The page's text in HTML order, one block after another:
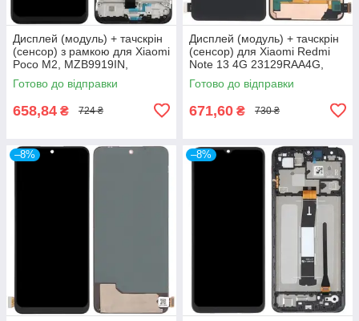
Дисплей (модуль) + тачскрін
(сенсор) з рамкою для Xiaomi
Poco M2, MZB9919IN,
M2004J19PI, In-Cell
Готово до відправки
658,84 ₴ 724 ₴
Дисплей (модуль) + тачскрін
(сенсор) для Xiaomi Redmi
Note 13 4G 23129RAA4G,
23124RA7EO, TFT
Готово до відправки
671,60 ₴ 730 ₴
–8% –8%